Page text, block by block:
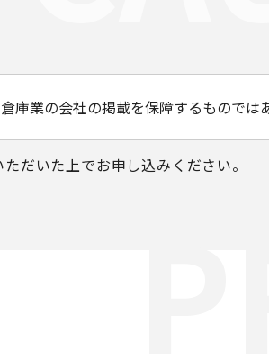
庫業の会社の掲載を保障するものでは
だいた上でお申し込みください。